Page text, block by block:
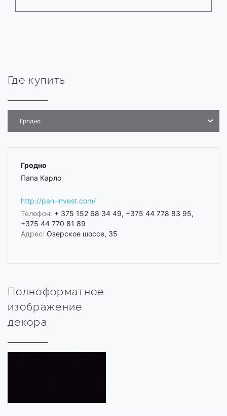
Где купить
Гродно
Гродно
Папа Карло
http://pan-invest.com/
Телефон: + 375 152 68 34 49, +375 44 778 83 95,
+375 44 770 81 89
Адрес: Озерское шоссе, 35
Полноформатное
изображение
декора